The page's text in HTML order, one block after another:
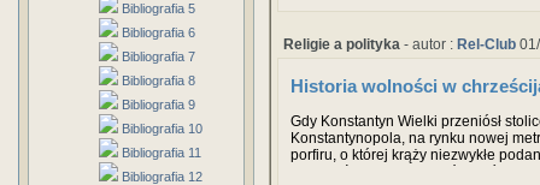
Bibliografia 5
Bibliografia 6
Bibliografia 7
Bibliografia 8
Bibliografia 9
Bibliografia 10
Bibliografia 11
Bibliografia 12
Religie a polityka - autor : Rel-Club
Historia wolności w
Gdy Konstantyn Wielki przeniósł
Konstantynopola, na rynku nowej
porfiru, o której krąży niezwykłe